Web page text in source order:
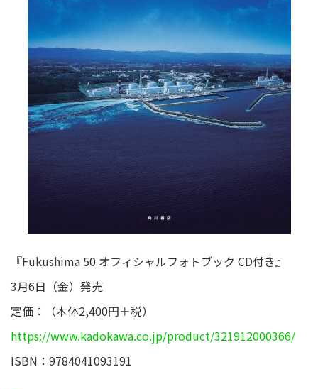
『Fukushima 50 オフィシャルフォトブック CD付き』
3月6日（金）発売
定価：（本体2,400円＋税）
https://www.kadokawa.co.jp/product/321912000366/
ISBN：9784041093191